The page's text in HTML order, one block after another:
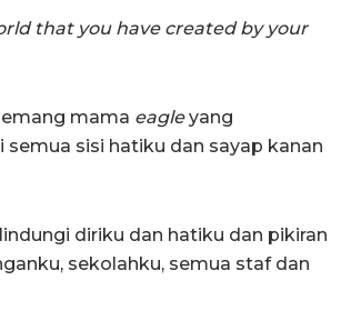
that you have created by your
mama eagleyang
sisi hatiku dan sayap kanan
diriku dan hatiku dan pikiran
sekolahku, semua staf dan